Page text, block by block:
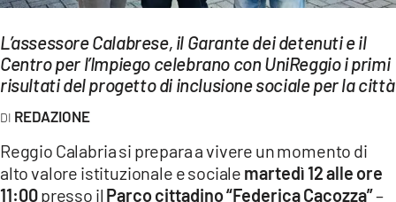
Streaming
LAC TV
LAC NETWORK
LAC ONAIR
Network
L’assessore Calabrese, il Garante dei detenuti e il
Centro per l’Impiego celebrano con UniReggio i primi
risultati del progetto di inclusione sociale per la città
REDAZIONE
Reggio Calabria si prepara a vivere un momento di
alto valore istituzionale e sociale martedì 12 alle ore
11:00presso il Parco cittadino “Federica Cacozza”–